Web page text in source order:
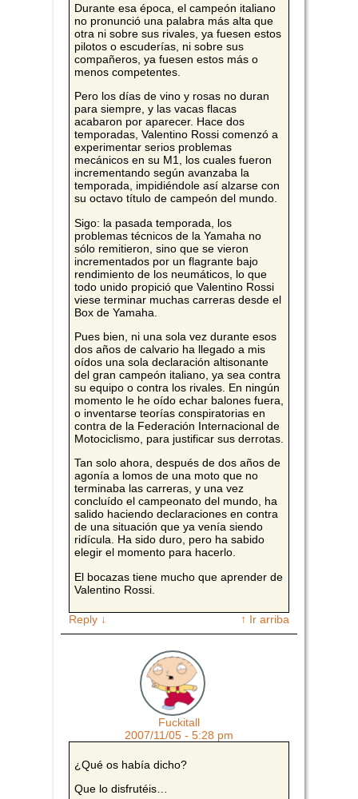
Durante esa época, el campeón italiano
no pronunció una palabra más alta que
otra ni sobre sus rivales, ya fuesen estos
pilotos o escuderías, ni sobre sus
compañeros, ya fuesen estos más o
menos competentes.
Pero los días de vino y rosas no duran
para siempre, y las vacas flacas
acabaron por aparecer. Hace dos
temporadas, Valentino Rossi comenzó a
experimentar serios problemas
mecánicos en su M1, los cuales fueron
incrementando según avanzaba la
temporada, impidiéndole así alzarse con
su octavo título de campeón del mundo.
Sigo: la pasada temporada, los
problemas técnicos de la Yamaha no
sólo remitieron, sino que se vieron
incrementados por un flagrante bajo
rendimiento de los neumáticos, lo que
todo unido propició que Valentino Rossi
viese terminar muchas carreras desde el
Box de Yamaha.
Pues bien, ni una sola vez durante esos
dos años de calvario ha llegado a mis
oídos una sola declaración altisonante
del gran campeón italiano, ya sea contra
su equipo o contra los rivales. En ningún
momento le he oído echar balones fuera,
o inventarse teorías conspiratorias en
contra de la Federación Internacional de
Motociclismo, para justificar sus derrotas.
Tan solo ahora, después de dos años de
agonía a lomos de una moto que no
terminaba las carreras, y una vez
concluído el campeonato del mundo, ha
salido haciendo declaraciones en contra
de una situación que ya venía siendo
ridícula. Ha sido duro, pero ha sabido
elegir el momento para hacerlo.
El bocazas tiene mucho que aprender de
Valentino Rossi.
Reply ↓ ↑ Ir arriba
Fuckitall
2007/11/05 - 5:28 pm
¿Qué os había dicho?
Que lo disfrutéis…